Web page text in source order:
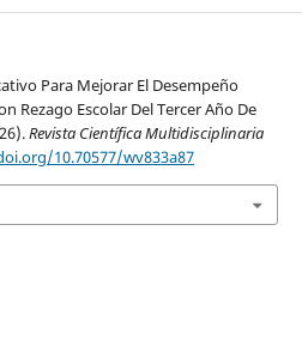
Para Mejorar El Desempeño
Rezago Escolar Del Tercer Año De
Revista Científica Multidisciplinaria
10.70577/wv833a87